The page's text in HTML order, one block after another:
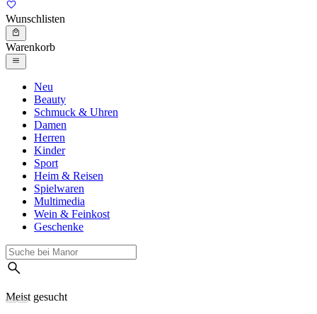
Wunschlisten
Warenkorb
Neu
Beauty
Schmuck & Uhren
Damen
Herren
Kinder
Sport
Heim & Reisen
Spielwaren
Multimedia
Wein & Feinkost
Geschenke
Meist gesucht